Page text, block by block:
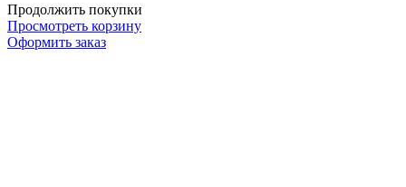
Продолжить покупки
Просмотреть корзину
Оформить заказ